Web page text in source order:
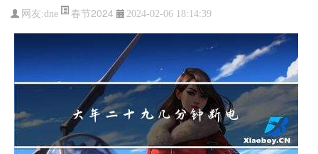
网友:dne 春节2024 2024-02-06 18:14:39